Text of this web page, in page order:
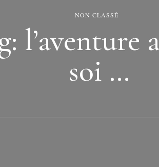
NON CLASSÉ
l’aventure
soi …